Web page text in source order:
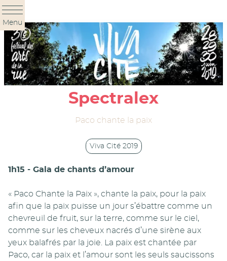
Panneau de gestion des cookies
Menu
Spectralex
Paco chante la paix
Viva Cité 2019
1h15 - Gala de chants d’amour
« Paco Chante la Paix », chante la paix, pour la paix
afin que la paix puisse un jour s’ébattre comme un
chevreuil de fruit, sur la terre, comme sur le ciel,
comme sur les cheveux nacrés d’une sirène aux
yeux balafrés par la joie. La paix est chantée par
Paco, car la paix et l’amour sont les seuls saucissons